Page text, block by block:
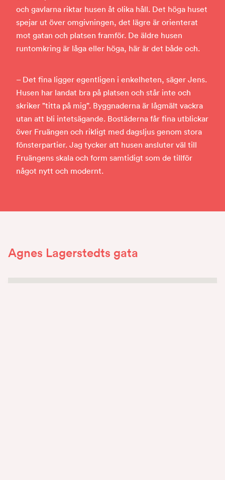
och gavlarna riktar husen åt olika håll. Det höga huset
spejar ut över omgivningen, det lägre är orienterat
mot gatan och platsen framför. De äldre husen
runtomkring är låga eller höga, här är det både och.
– Det fina ligger egentligen i enkelheten, säger Jens.
Husen har landat bra på platsen och står inte och
skriker ”titta på mig”. Byggnaderna är lågmält vackra
utan att bli intetsägande. Bostäderna får fina utblickar
över Fruängen och rikligt med dagsljus genom stora
fönsterpartier. Jag tycker att husen ansluter väl till
Fruängens skala och form samtidigt som de tillför
något nytt och modernt.
Agnes Lagerstedts gata